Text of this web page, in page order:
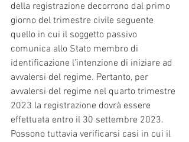
della registrazione decorrono dal primo
giorno del trimestre civile seguente
quello in cui il soggetto passivo
comunica allo Stato membro di
identificazione l’intenzione di iniziare ad
avvalersi del regime. Pertanto, per
avvalersi del regime nel quarto trimestre
2023 la registrazione dovrà essere
effettuata entro il 30 settembre 2023.
Possono tuttavia verificarsi casi in cui il